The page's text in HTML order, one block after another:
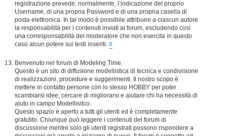
registrazione prevede, normalmente, l’indicazione del proprio
Username, di una propria Password e di una propria casella di
posta elettronica. In tal modo è possibile attribuire a ciascun autore
la responsabilità per i contenuti inviati ai forum, escludendo così
una corresponsabilità del moderatore che non esercita in questo
caso alcun potere sui testi inseriti. #
Benvenuto nel forum di Modeling Time.
Questo è un sito di diffusione modellistica di tecnica e condivisione
di realizzazioni, procedure e suggerimenti. Il nostro scopo è
mettere in contatto persone con lo stesso HOBBY per poter
scambiarsi idee, cercare di migliorarsi e aiutare chi ha necessità di
aiuto in campo Modellisitco.
Questo spazio è aperto a tutti gli utenti ed è completamente
gratutito. Chiunque può leggere i contenuti del forum di
discussione mentre solo gli utenti registrati possono rispondere a